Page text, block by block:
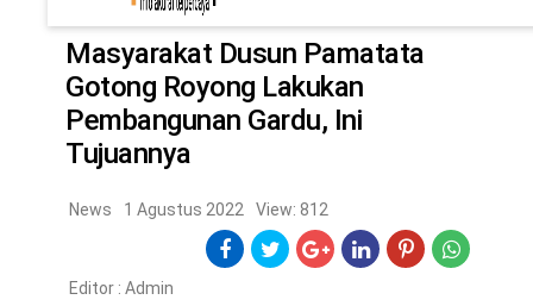
Politik Metro
Hiburan Pendidikan
Tekno
CHANEL
News
Masyarakat Dusun Pamatata
Gotong Royong Lakukan
Pembangunan Gardu, Ini
Tujuannya
News 1 Agustus 2022 View: 812
Editor : Admin